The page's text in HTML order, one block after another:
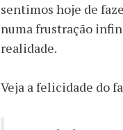
sentimos hoje de
numa frustração
realidade.
Veja a felicidade do